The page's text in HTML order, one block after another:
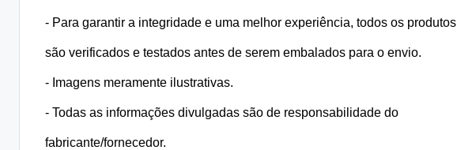
- Para garantir a integridade e uma melhor experiência, todos os produtos
são verificados e testados antes de serem embalados para o envio.
- Imagens meramente ilustrativas.
- Todas as informações divulgadas são de responsabilidade do
fabricante/fornecedor.